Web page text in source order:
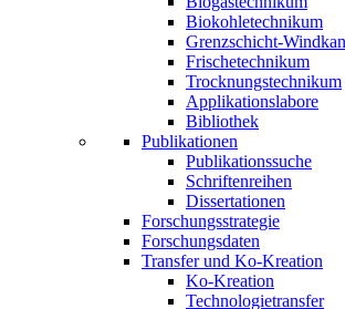
Biokohletechnikum
Grenzschicht-
Frischetechnikum
Trocknungstechnikum
Applikationslabore
Bibliothek
Publikationen
Publikationssuche
Schriftenreihen
Dissertationen
Forschungsstrategie
Forschungsdaten
Transfer und Ko-Kreation
Ko-Kreation
Technologietransfer